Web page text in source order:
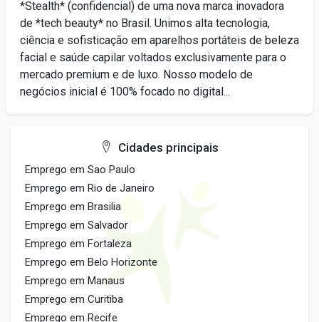
*Stealth* (confidencial) de uma nova marca inovadora
de *tech beauty* no Brasil. Unimos alta tecnologia,
ciência e sofisticação em aparelhos portáteis de beleza
facial e saúde capilar voltados exclusivamente para o
mercado premium e de luxo. Nosso modelo de
negócios inicial é 100% focado no digital...
Cidades principais
Emprego em Sao Paulo
Emprego em Rio de Janeiro
Emprego em Brasilia
Emprego em Salvador
Emprego em Fortaleza
Emprego em Belo Horizonte
Emprego em Manaus
Emprego em Curitiba
Emprego em Recife